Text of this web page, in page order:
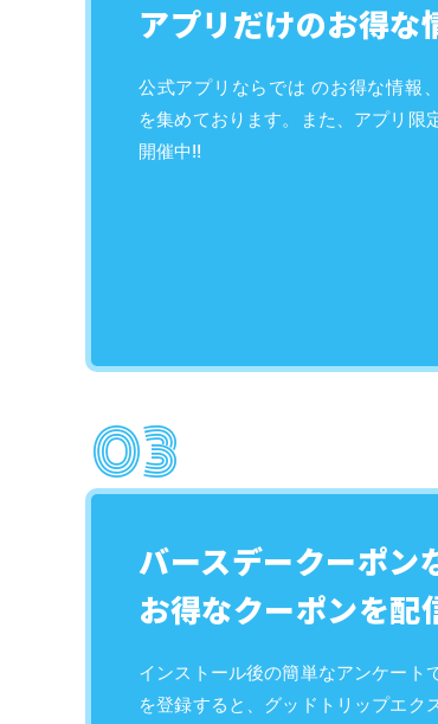
アプリだけのお得な
公式アプリならでは のお得な情報
を集めております。また、アプリ限
開催中!!
バースデークーポン
お得なクーポンを配
インストール後の簡単なアンケート
を登録すると、グッドトリップエク